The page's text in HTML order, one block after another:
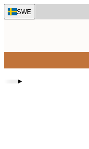
Skip
to
SWE
▸